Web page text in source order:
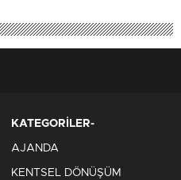
KATEGORİLER-
AJANDA
KENTSEL DÖNÜŞÜM